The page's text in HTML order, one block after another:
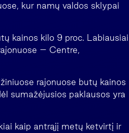
kur namų valdos sklypai
kainos kilo 9 proc. Labiausiai
– Centre,
rajonuose butų kainos
sumažėjusios paklausos yra
kaip antrąjį metų ketvirtį ir